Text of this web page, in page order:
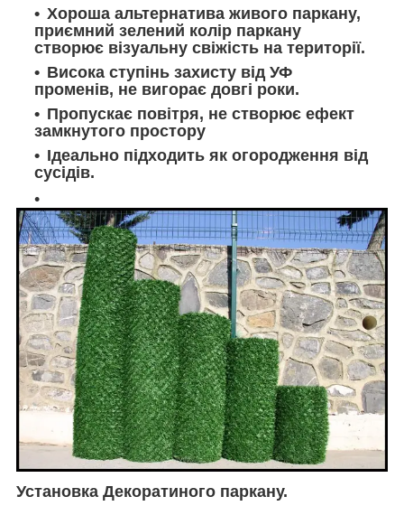
Хороша альтернатива живого паркану,
приємний зелений колір паркану
створює візуальну свіжість на території.
Висока ступінь захисту від УФ
променів, не вигорає довгі роки.
Пропускає повітря, не створює ефект
замкнутого простору
Ідеально підходить як огородження від
сусідів.
Установка Декоратиного паркану.